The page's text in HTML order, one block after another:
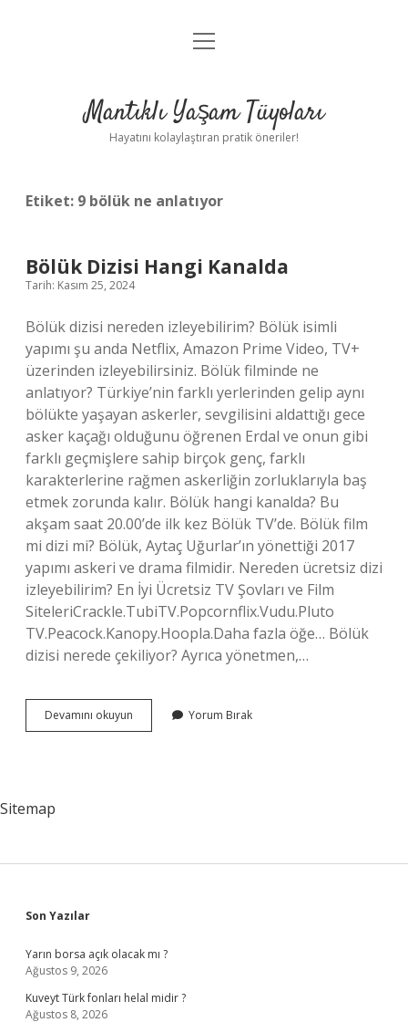
Anasayfa
Yasal Uyarı
menüyü
Mantıklı Yaşam Tüyoları
Hayatını kolaylaştıran pratik öneriler!
Etiket: 9 bölük ne anlatıyor
Bölük Dizisi Hangi Kanalda
Tarih: Kasım 25, 2024
Bölük dizisi nereden izleyebilirim? Bölük isimli
yapımı şu anda Netflix, Amazon Prime Video, TV+
üzerinden izleyebilirsiniz. Bölük filminde ne
anlatıyor? Türkiye’nin farklı yerlerinden gelip aynı
bölükte yaşayan askerler, sevgilisini aldattığı gece
asker kaçağı olduğunu öğrenen Erdal ve onun gibi
farklı geçmişlere sahip birçok genç, farklı
karakterlerine rağmen askerliğin zorluklarıyla baş
etmek zorunda kalır. Bölük hangi kanalda? Bu
akşam saat 20.00’de ilk kez Bölük TV’de. Bölük film
mi dizi mi? Bölük, Aytaç Uğurlar’ın yönettiği 2017
yapımı askeri ve drama filmidir. Nereden ücretsiz dizi
izleyebilirim? En İyi Ücretsiz TV Şovları ve Film
SiteleriCrackle.TubiTV.Popcornflix.Vudu.Pluto
TV.Peacock.Kanopy.Hoopla.Daha fazla öğe… Bölük
dizisi nerede çekiliyor? Ayrıca yönetmen,…
Devamını okuyun
Dizisi
Yorum Bırak
Sitemap
Sidebar
Son Yazılar
Yarın borsa açık olacak mı ?
Ağustos 9, 2026
Kuveyt Türk fonları helal midir ?
Ağustos 8, 2026